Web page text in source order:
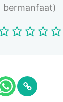
bermanfaat)